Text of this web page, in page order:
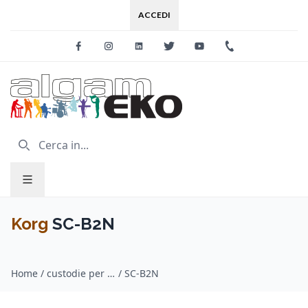
ACCEDI
FacebookInstagramLinkedinTwitter Youtube
Korg SC-B2N
Home / custodie per tastiera / Korg / SC-B2N